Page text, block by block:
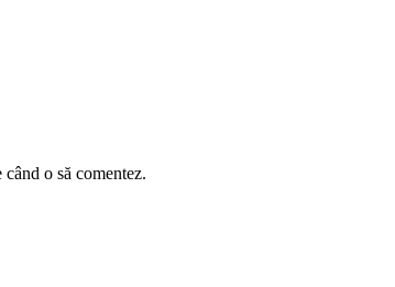
o să comentez.